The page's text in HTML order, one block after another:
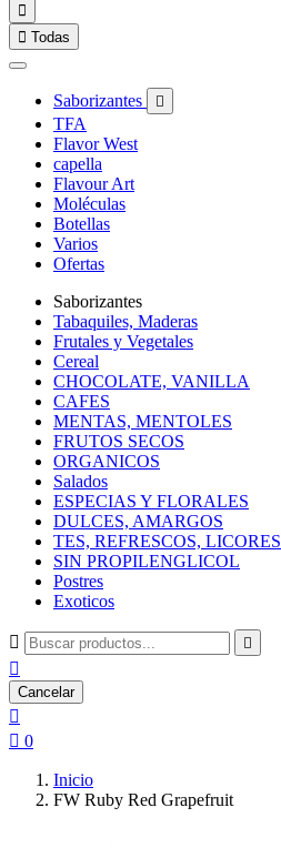

 Todas
Saborizantes 
TFA
Flavor West
capella
Flavour Art
Moléculas
Botellas
Varios
Ofertas
Saborizantes
Tabaquiles, Maderas
Frutales y Vegetales
Cereal
CHOCOLATE, VANILLA
CAFES
MENTAS, MENTOLES
FRUTOS SECOS
ORGANICOS
Salados
ESPECIAS Y FLORALES
DULCES, AMARGOS
TES, REFRESCOS, LICORES
SIN PROPILENGLICOL
Postres
Exoticos
 

Cancelar

 0
Inicio
FW Ruby Red Grapefruit